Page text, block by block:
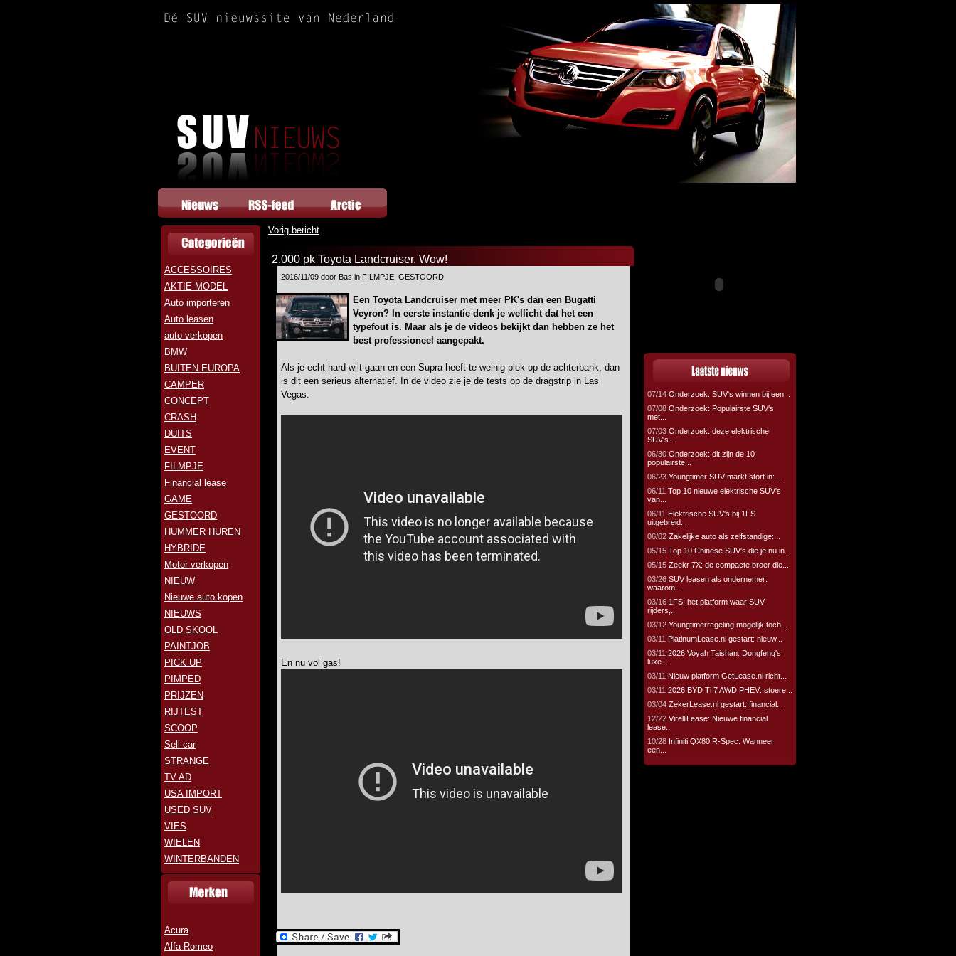
ACCESSOIRES
AKTIE MODEL
Auto importeren
Auto leasen
auto verkopen
BMW
BUITEN EUROPA
CAMPER
CONCEPT
CRASH
DUITS
EVENT
FILMPJE
Financial lease
GAME
GESTOORD
HUMMER HUREN
HYBRIDE
Motor verkopen
NIEUW
Nieuwe auto kopen
NIEUWS
OLD SKOOL
PAINTJOB
PICK UP
PIMPED
PRIJZEN
RIJTEST
SCOOP
Sell car
STRANGE
TV AD
USA IMPORT
USED SUV
VIES
WIELEN
WINTERBANDEN
Acura
Alfa Romeo
Vorig bericht
2.000 pk Toyota Landcruiser. Wow!
2016/11/09 door Bas in FILMPJE, GESTOORD
Een Toyota Landcruiser met meer PK's dan een Bugatti
Veyron? In eerste instantie denk je wellicht dat het een
typefout is. Maar als je de videos bekijkt dan hebben ze het
best professioneel aangepakt.
Als je echt hard wilt gaan en een Supra heeft te weinig plek op de achterbank, dan
is dit een serieus alternatief. In de video zie je de tests op de dragstrip in Las
Vegas.
En nu vol gas!
07/14 Onderzoek: SUV's winnen bij een...
07/08 Onderzoek: Populairste SUV's
met...
07/03 Onderzoek: deze elektrische
SUV's...
06/30 Onderzoek: dit zijn de 10
populairste...
06/23 Youngtimer SUV-markt stort in:...
06/11 Top 10 nieuwe elektrische SUV's
van...
06/11 Elektrische SUV's bij 1FS
uitgebreid...
06/02 Zakelijke auto als zelfstandige:...
05/15 Top 10 Chinese SUV's die je nu in...
05/15 Zeekr 7X: de compacte broer die...
03/26 SUV leasen als ondernemer:
waarom...
03/16 1FS: het platform waar SUV-
rijders,...
03/12 Youngtimerregeling mogelijk toch...
03/11 PlatinumLease.nl gestart: nieuw...
03/11 2026 Voyah Taishan: Dongfeng's
luxe...
03/11 Nieuw platform GetLease.nl richt...
03/11 2026 BYD Ti 7 AWD PHEV: stoere...
03/04 ZekerLease.nl gestart: financial...
12/22 VirelliLease: Nieuwe financial
lease...
10/28 Infiniti QX80 R-Spec: Wanneer
een...